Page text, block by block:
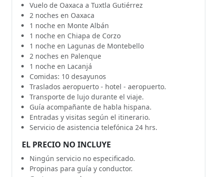
Vuelo de Oaxaca a Tuxtla Gutiérrez
2 noches en Oaxaca
1 noche en Monte Albán
1 noche en Chiapa de Corzo
1 noche en Lagunas de Montebello
2 noches en Palenque
1 noche en Lacanjá
Comidas: 10 desayunos
Traslados aeropuerto - hotel - aeropuerto.
Transporte de lujo durante el viaje.
Guía acompañante de habla hispana.
Entradas y visitas según el itinerario.
Servicio de asistencia telefónica 24 hrs.
EL PRECIO NO INCLUYE
Ningún servicio no especificado.
Propinas para guía y conductor.